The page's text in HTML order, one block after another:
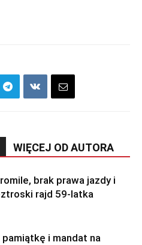
WIĘCEJ OD AUTORA
brak prawa jazdy i
rajd 59-latka
i mandat na